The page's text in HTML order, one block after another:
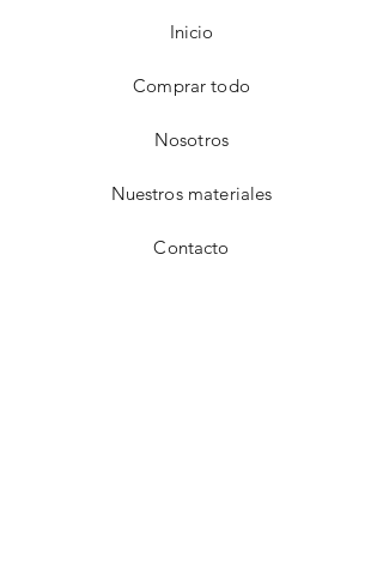
Inicio
Comprar todo
Nosotros
Nuestros materiales
Contacto